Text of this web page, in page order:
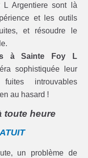
L Argentiere sont là
et les outils
et résoudre le
à Sainte Foy L
sophistiquée leur
introuvables
au hasard !
toute heure
un problème de